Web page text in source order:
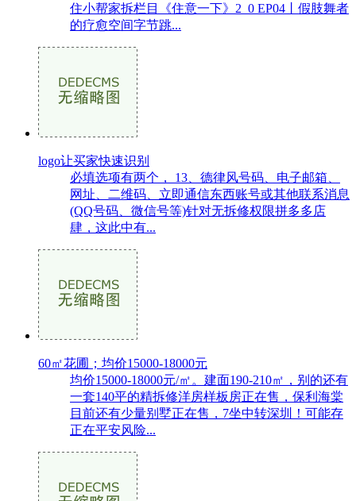
住小帮家拆栏目《住意一下》2_0 EP04丨假肢舞者
的疗愈空间字节跳...
logo让买家快速识别
必填选项有两个， 13、德律风号码、电子邮箱、
网址、二维码、立即通信东西账号或其他联系消息
(QQ号码、微信号等)针对无拆修权限拼多多店
肆，这此中有...
60㎡花圃；均价15000-18000元
均价15000-18000元/㎡。建面190-210㎡，别的还有
一套140平的精拆修洋房样板房正在售，保利海棠
目前还有少量别墅正在售，7坐中转深圳！可能存
正在平安风险...